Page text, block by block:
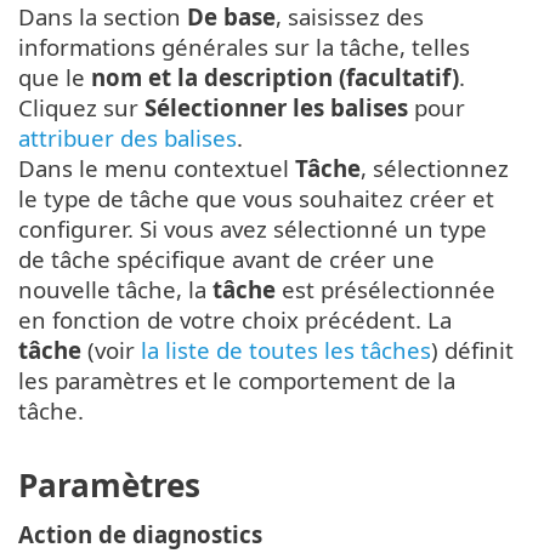
Dans la section De base, saisissez des
informations générales sur la tâche, telles
que le nom et la description (facultatif).
Cliquez sur Sélectionner les balises pour
attribuer des balises.
Dans le menu contextuel Tâche, sélectionnez
le type de tâche que vous souhaitez créer et
configurer. Si vous avez sélectionné un type
de tâche spécifique avant de créer une
nouvelle tâche, la tâche est présélectionnée
en fonction de votre choix précédent. La
tâche (voir la liste de toutes les tâches) définit
les paramètres et le comportement de la
tâche.
Paramètres
Action de diagnostics